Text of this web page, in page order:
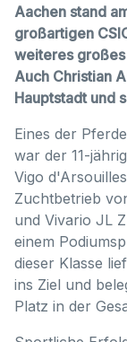
Aachen stand
großartigen
weiteres großes
Auch Christian
Hauptstadt und
Eines der
war der 11-
Vigo
Zuchtbetrieb
und Vivario JL
einem
dieser Klasse
ins Ziel und
Platz in der